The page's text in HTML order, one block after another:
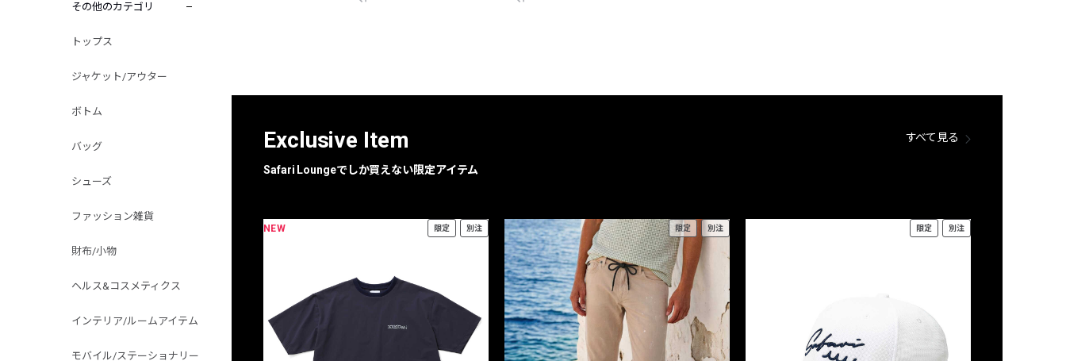
その他のカテゴリ
トップス
ジャケット/アウター
ボトム
バッグ
シューズ
ファッション雑貨
財布/小物
ヘルス&コスメティクス
インテリア/ルームアイテム
モバイル/ステーショナリー
Exclusive Item
Safari Loungeでしか買えない限定アイテム
すべて見る
NEW 限定 別注 限定 別注 限定 別注